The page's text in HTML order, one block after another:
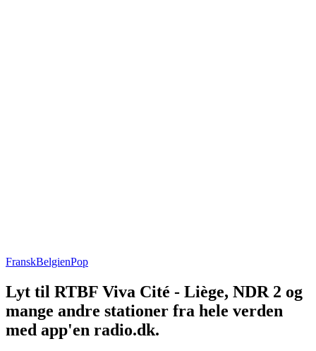
FranskBelgienPop
Lyt til RTBF Viva Cité - Liège, NDR 2 og
mange andre stationer fra hele verden
med app'en radio.dk.